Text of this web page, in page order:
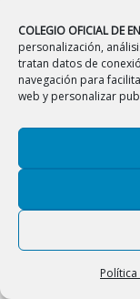
COLEGIO OFICIAL DE
personalización,
tratan datos de
navegación para
web y personalizar
Trabajo en
Esther